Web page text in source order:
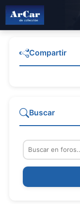
Compartir
Buscar